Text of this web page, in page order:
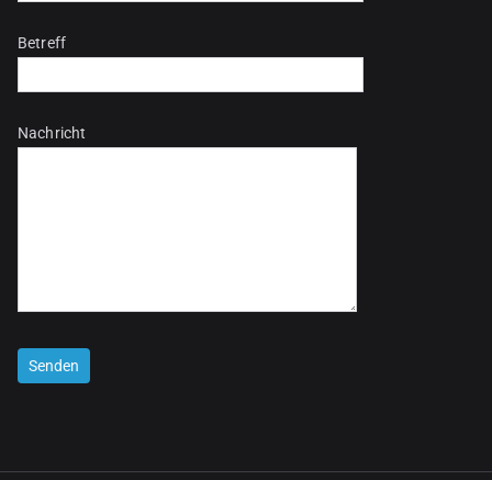
Betreff
Nachricht
Bitte lasse dieses Feld leer.